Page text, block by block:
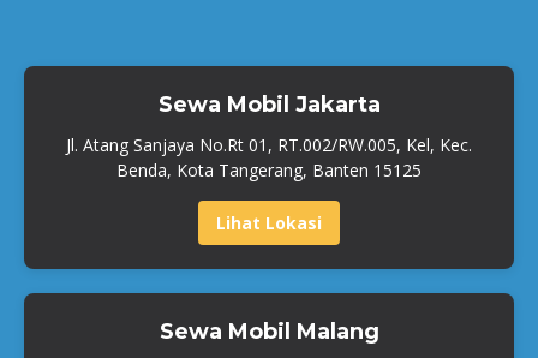
Sewa Mobil Jakarta
Jl. Atang Sanjaya No.Rt 01, RT.002/RW.005, Kel, Kec.
Benda, Kota Tangerang, Banten 15125
Lihat Lokasi
Sewa Mobil Malang